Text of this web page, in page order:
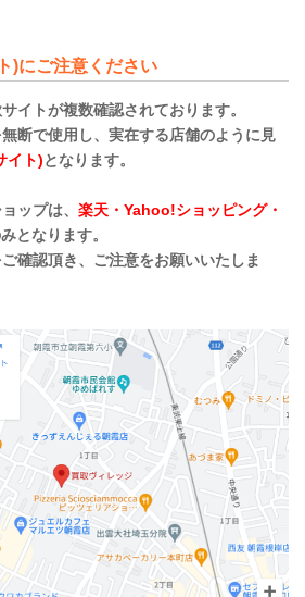
)にご注意ください
イトが複数確認されております。
断で使用し、実在する店舗のように見
イト)となります。
ップは、 楽天・Yahoo!ショッピング・
となります。
確認頂き、ご注意をお願いいたしま